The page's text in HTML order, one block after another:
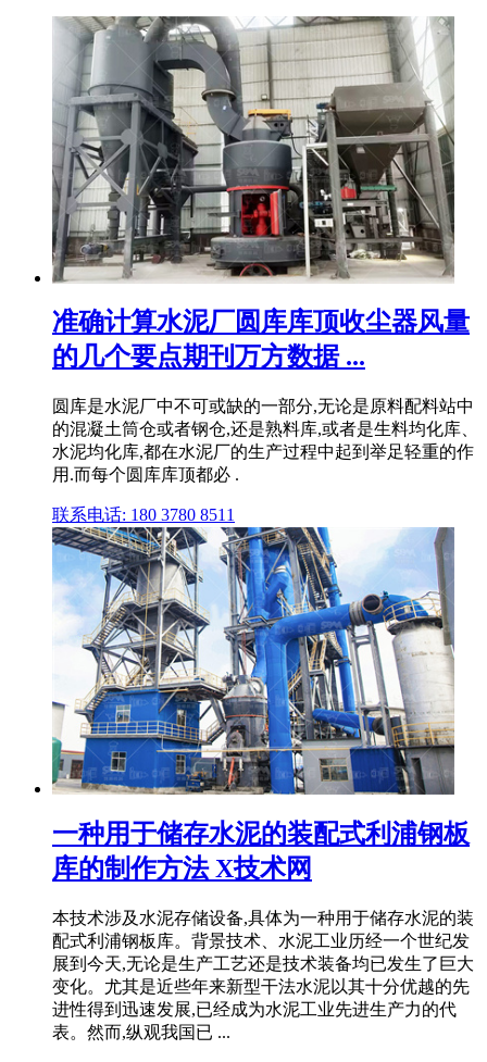
准确计算水泥厂圆库库顶收尘器风量
的几个要点期刊万方数据 ...
圆库是水泥厂中不可或缺的一部分,无论是原料配料站中
的混凝土筒仓或者钢仓,还是熟料库,或者是生料均化库、
水泥均化库,都在水泥厂的生产过程中起到举足轻重的作
用.而每个圆库库顶都必 .
联系电话: 180 3780 8511
一种用于储存水泥的装配式利浦钢板
库的制作方法 X技术网
本技术涉及水泥存储设备,具体为一种用于储存水泥的装
配式利浦钢板库。背景技术、水泥工业历经一个世纪发
展到今天,无论是生产工艺还是技术装备均已发生了巨大
变化。尤其是近些年来新型干法水泥以其十分优越的先
进性得到迅速发展,已经成为水泥工业先进生产力的代
表。然而,纵观我国已 ...